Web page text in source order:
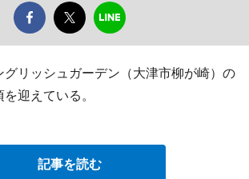
グリッシュガーデン（大津市柳が崎）の
迎えている。
記事を読む